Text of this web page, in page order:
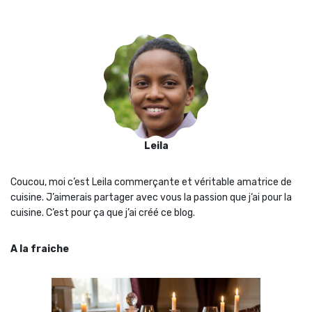
Leila
Coucou, moi c’est Leila commerçante et véritable amatrice de
cuisine. J’aimerais partager avec vous la passion que j‘ai pour la
cuisine. C’est pour ça que j’ai créé ce blog.
A la fraiche